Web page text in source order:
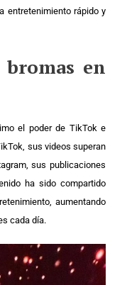
entretenimiento rápido y
en
el poder de TikTok e
sus videos superan
sus publicaciones
ha sido compartido
aumentando
cada día.